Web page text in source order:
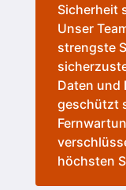
Sicherheit
Unser
strengste
Daten und
geschützt
höchsten